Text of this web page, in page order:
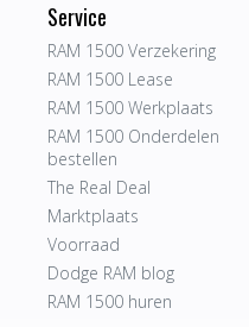
Service
RAM 1500 Verzekering
RAM 1500 Lease
RAM 1500 Werkplaats
RAM 1500 Onderdelen
bestellen
The Real Deal
Marktplaats
Voorraad
Dodge RAM blog
RAM 1500 huren